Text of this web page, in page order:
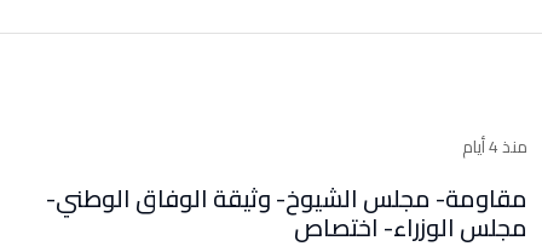
منذ 4 أيام
مقاومة- مجلس الشيوخ- وثيقة الوفاق الوطني-
مجلس الوزراء- اختصاص